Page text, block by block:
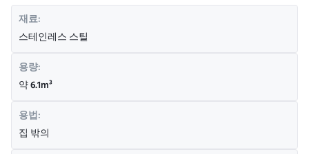
재료:
스테인레스 스틸
용량:
약 6.1m³
용법:
집 밖의